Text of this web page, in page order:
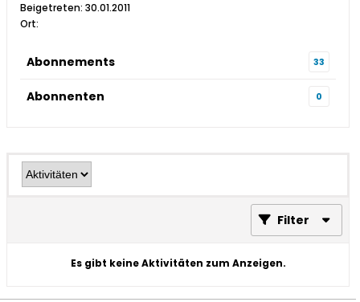
Beigetreten: 30.01.2011
Ort:
Abonnements 33
Abonnenten 0
Filter
Es gibt keine Aktivitäten zum Anzeigen.